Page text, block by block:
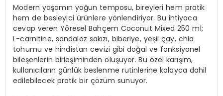
Modern yaşamın yoğun temposu, bireyleri hem pratik
hem de besleyici ürünlere yönlendiriyor. Bu ihtiyaca
cevap veren Yöresel Bahçem Coconut Mixed 250 ml;
L-carnitine, sandaloz sakızı, biberiye, yeşil çay, chia
tohumu ve hindistan cevizi gibi doğal ve fonksiyonel
bileşenlerin birleşiminden oluşuyor. Bu özel karışım,
kullanıcıların günlük beslenme rutinlerine kolayca dahil
edilebilecek pratik bir çözüm sunuyor.